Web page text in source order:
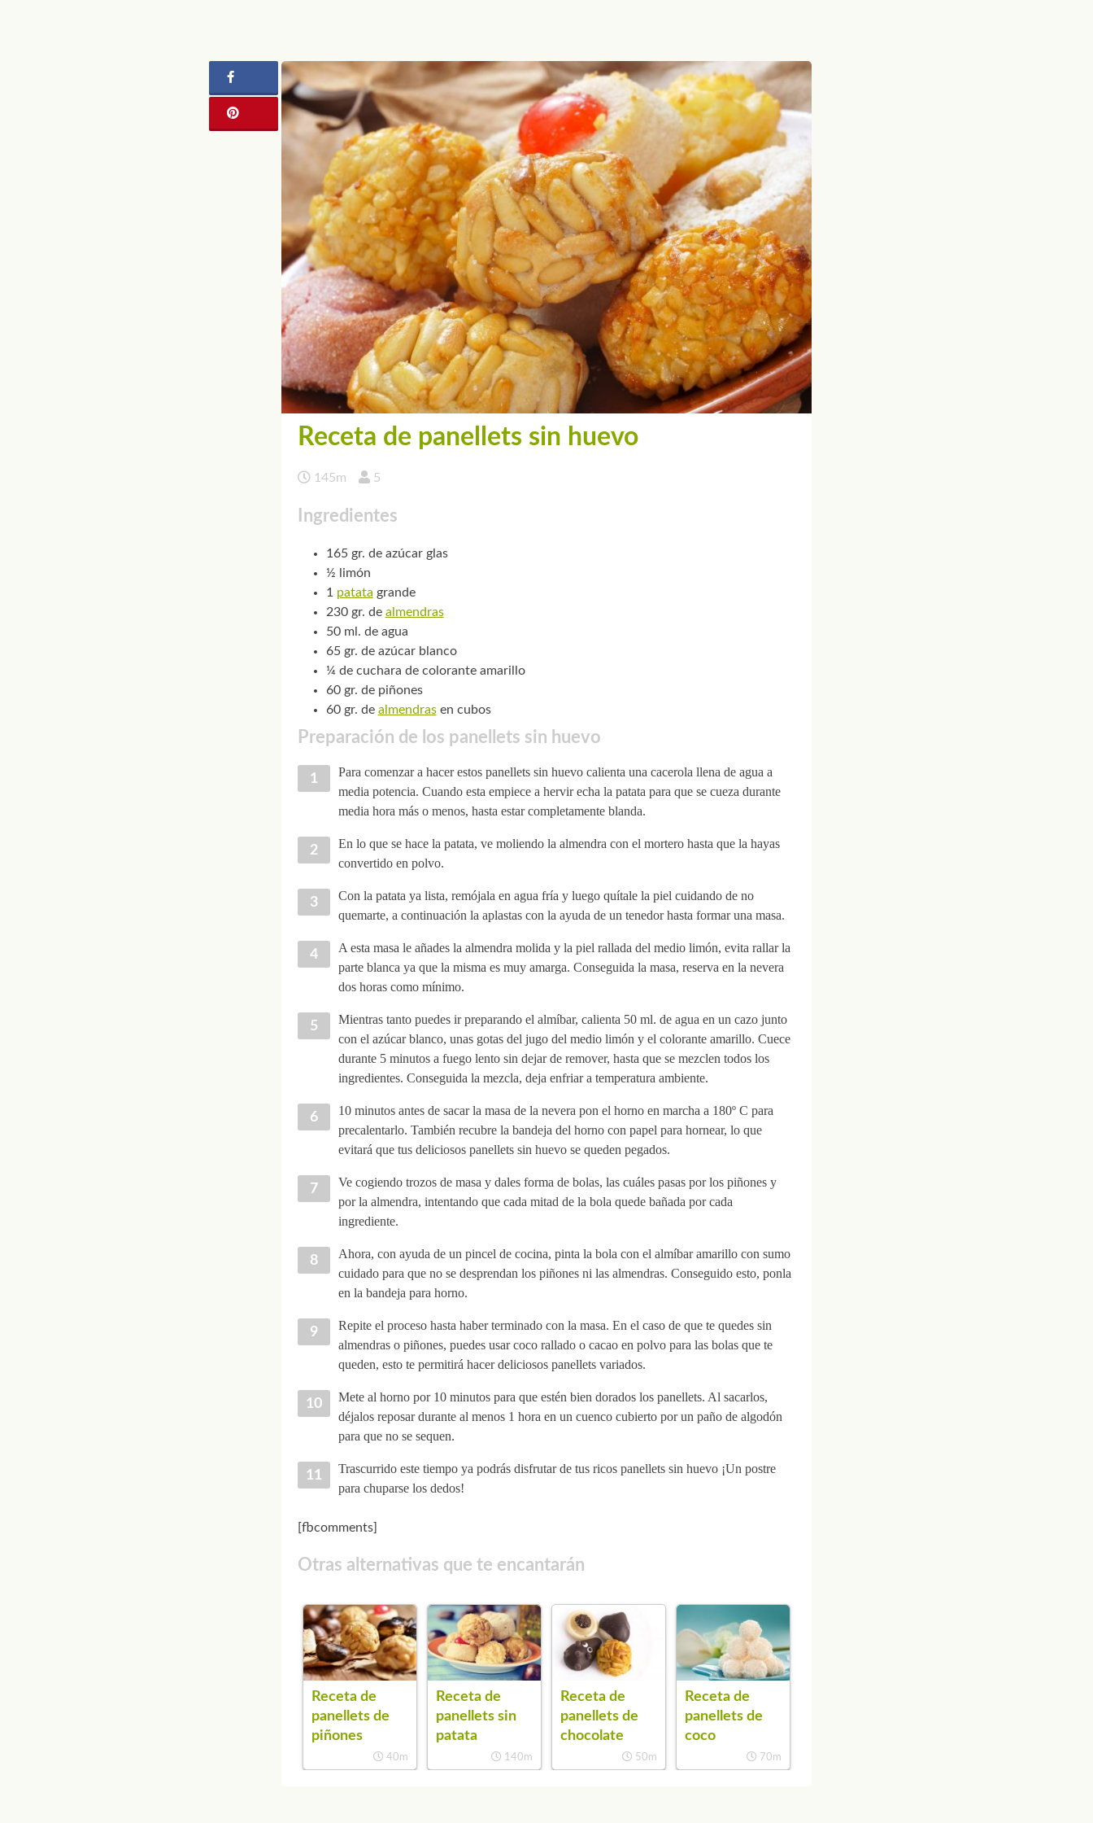
Receta de panellets sin huevo
145m 5
Ingredientes
165 gr. de azúcar glas
½ limón
1 patata grande
230 gr. de almendras
50 ml. de agua
65 gr. de azúcar blanco
¼ de cuchara de colorante amarillo
60 gr. de piñones
60 gr. de almendrasen cubos
Preparación de los panellets sin huevo
Para comenzar a hacer estos panellets sin huevo calienta una cacerola llena de agua a
media potencia. Cuando esta empiece a hervir echa la patata para que se cueza durante
media hora más o menos, hasta estar completamente blanda.
En lo que se hace la patata, ve moliendo la almendra con el mortero hasta que la hayas
convertido en polvo.
Con la patata ya lista, remójala en agua fría y luego quítale la piel cuidando de no
quemarte, a continuación la aplastas con la ayuda de un tenedor hasta formar una masa.
A esta masa le añades la almendra molida y la piel rallada del medio limón, evita rallar la
parte blanca ya que la misma es muy amarga. Conseguida la masa, reserva en la nevera
dos horas como mínimo.
Mientras tanto puedes ir preparando el almíbar, calienta 50 ml. de agua en un cazo junto
con el azúcar blanco, unas gotas del jugo del medio limón y el colorante amarillo. Cuece
durante 5 minutos a fuego lento sin dejar de remover, hasta que se mezclen todos los
ingredientes. Conseguida la mezcla, deja enfriar a temperatura ambiente.
10 minutos antes de sacar la masa de la nevera pon el horno en marcha a 180º C para
precalentarlo. También recubre la bandeja del horno con papel para hornear, lo que
evitará que tus deliciosos panellets sin huevo se queden pegados.
Ve cogiendo trozos de masa y dales forma de bolas, las cuáles pasas por los piñones y
por la almendra, intentando que cada mitad de la bola quede bañada por cada
ingrediente.
Ahora, con ayuda de un pincel de cocina, pinta la bola con el almíbar amarillo con sumo
cuidado para que no se desprendan los piñones ni las almendras. Conseguido esto, ponla
en la bandeja para horno.
Repite el proceso hasta haber terminado con la masa. En el caso de que te quedes sin
almendras o piñones, puedes usar coco rallado o cacao en polvo para las bolas que te
queden, esto te permitirá hacer deliciosos panellets variados.
Mete al horno por 10 minutos para que estén bien dorados los panellets. Al sacarlos,
déjalos reposar durante al menos 1 hora en un cuenco cubierto por un paño de algodón
para que no se sequen.
Trascurrido este tiempo ya podrás disfrutar de tus ricos panellets sin huevo ¡Un postre
para chuparse los dedos!
[fbcomments]
Otras alternativas que te encantarán
Receta de
panellets de
piñones
40m
Receta de
panellets sin
patata
140m
Receta de
panellets de
chocolate
50m
Receta de
panellets de
coco
70m